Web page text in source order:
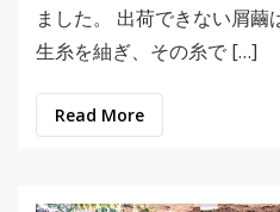
ました。 出荷できない屑繭
生糸を紬ぎ、その糸で […]
Read More